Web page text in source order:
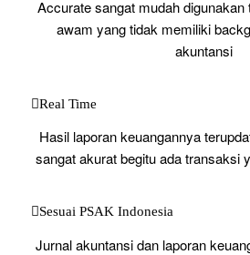
Accurate sangat mudah
awam yang tidak memiliki
akuntansi
Real Time
Hasil laporan keuangannya
sangat akurat begitu ada transaksi
Sesuai PSAK Indonesia
Jurnal akuntansi dan laporan